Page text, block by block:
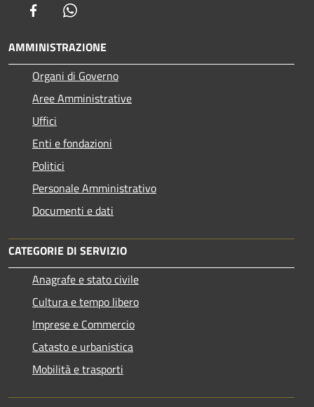
Facebook
AMMINISTRAZIONE
Organi di Governo
Aree Amministrative
Uffici
Enti e fondazioni
Politici
Personale Amministrativo
Documenti e dati
CATEGORIE DI SERVIZIO
Anagrafe e stato civile
Cultura e tempo libero
Imprese e Commercio
Catasto e urbanistica
Mobilità e trasporti